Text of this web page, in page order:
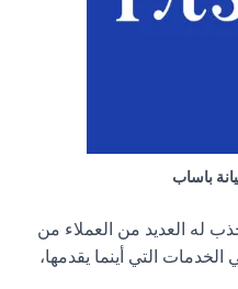
باساب
له العديد من العملاء من
التي أينما يقدمها،